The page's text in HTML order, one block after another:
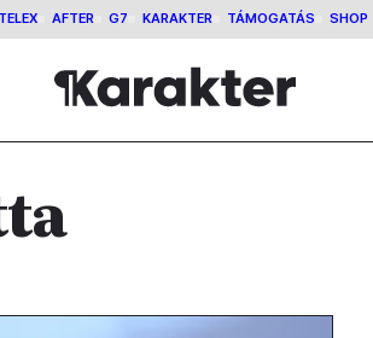
TELEX AFTER G7 KARAKTER TÁMOGATÁS SHOP